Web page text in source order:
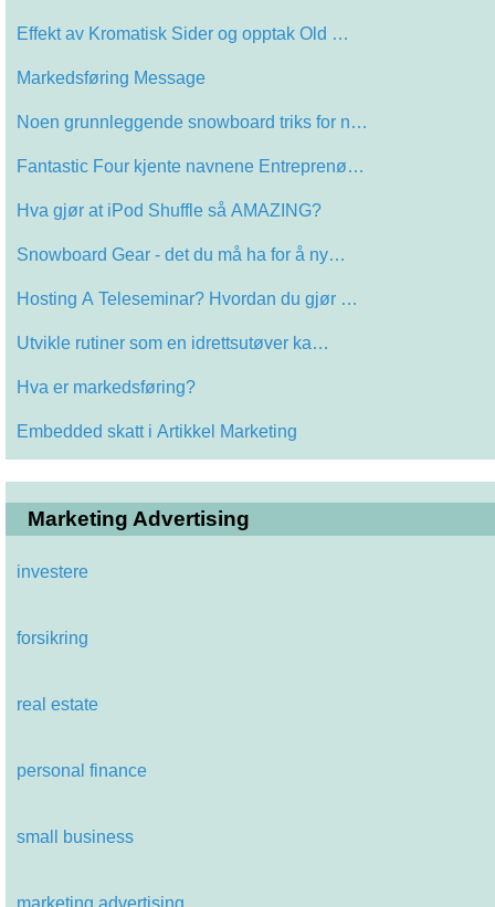
Effekt av Kromatisk Sider og opptak Old …
Markedsføring Message
Noen grunnleggende snowboard triks for n…
Fantastic Four kjente navnene Entreprenø…
Hva gjør at iPod Shuffle så AMAZING?
Snowboard Gear - det du må ha for å ny…
Hosting A Teleseminar? Hvordan du gjør …
Utvikle rutiner som en idrettsutøver ka…
Hva er markedsføring?
Embedded skatt i Artikkel Marketing
Marketing Advertising
investere
forsikring
real estate
personal finance
small business